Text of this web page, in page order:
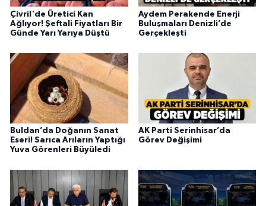
Çivril'de Üretici Kan
Ağlıyor! Şeftali Fiyatları Bir
Günde Yarı Yarıya Düştü
Aydem Perakende Enerji
Buluşmaları Denizli’de
Gerçekleşti
Buldan’da Doğanın Sanat
Eseri! Sarıca Arıların Yaptığı
Yuva Görenleri Büyüledi
AK Parti Serinhisar’da
Görev Değişimi